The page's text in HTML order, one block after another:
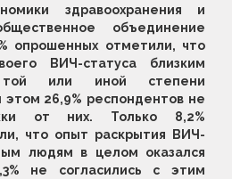
здравоохранения и
объединение
опрошенных отметили, что
ВИЧ-статуса близким
или иной степени
26,9% респондентов не
от них. Только 8,2%
что опыт раскрытия ВИЧ-
людям в целом оказался
не согласились с этим